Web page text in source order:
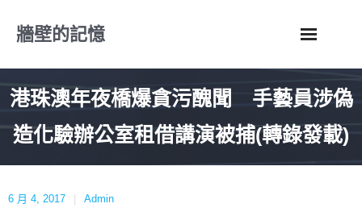
牆壁的記憶
港珠澳年夜橋爆貪污醜聞 手藝員涉偽
造化驗辦公室租借講演被捕(轉錄發載)
6 月 4, 2017 Admin